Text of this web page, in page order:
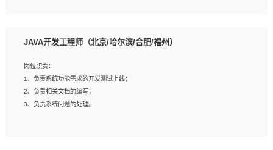
岗位要求：
2、精通linux命令。
3、熟悉oracle、mysql 数据库。
4、善于沟通，具有良好的团队合作精神和协作能力。
5、必须有实际的生产环境系统维护经验。
JAVA开发工程师（北京/哈尔滨/合肥/福州）
岗位职责：
1、负责系统功能需求的开发测试上线；
2、负责相关文档的编写；
3、负责系统问题的处理。